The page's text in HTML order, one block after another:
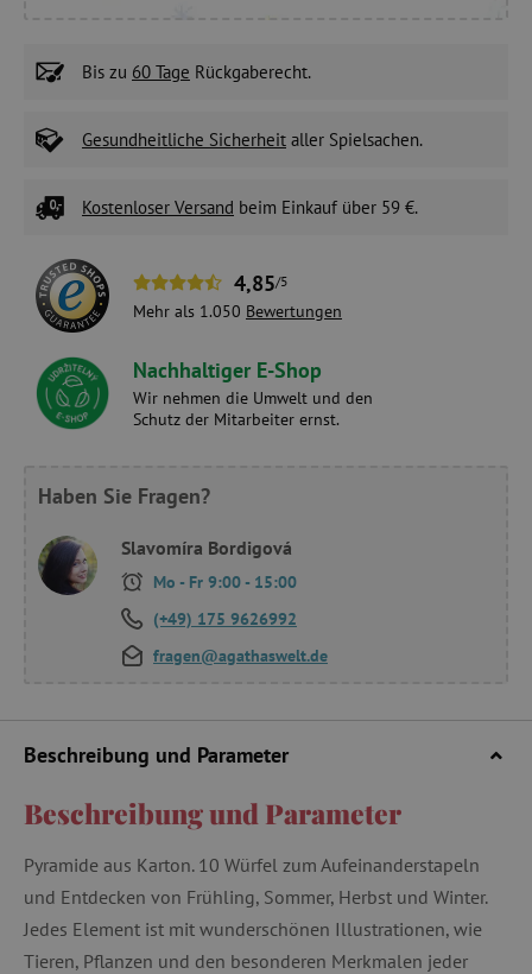
Bis zu 60 Tage Rückgaberecht.
Gesundheitliche Sicherheit aller Spielsachen.
Kostenloser Versand beim Einkauf über 59 €.
4,85/5
Mehr als 1.050 Bewertungen
Nachhaltiger E-Shop
Wir nehmen die Umwelt und den
Schutz der Mitarbeiter ernst.
Haben Sie Fragen?
Slavomíra Bordigová
Mo - Fr 9:00 - 15:00
(+49) 175 9626992
fragen@agathaswelt.de
Beschreibung und Parameter
Beschreibung und Parameter
Pyramide aus Karton. 10 Würfel zum Aufeinanderstapeln
und Entdecken von Frühling, Sommer, Herbst und Winter.
Jedes Element ist mit wunderschönen Illustrationen, wie
Tieren, Pflanzen und den besonderen Merkmalen jeder